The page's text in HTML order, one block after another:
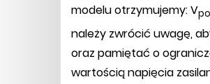
modelu otrzymujemy: V
należy zwrócić uwagę,
oraz pamiętać o
wartością napięcia